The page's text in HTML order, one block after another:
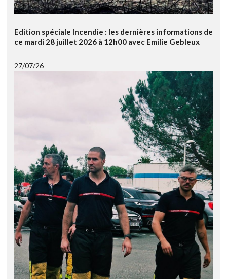
Edition spéciale Incendie : les dernières informations de
ce mardi 28 juillet 2026 à 12h00 avec Emilie Gebleux
27/07/26